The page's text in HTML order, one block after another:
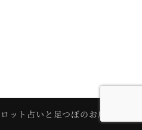
ット占いと足つぼのお店